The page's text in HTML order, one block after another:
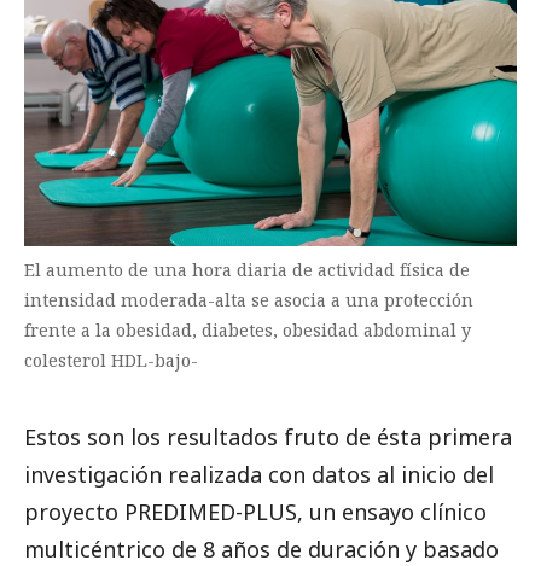
El aumento de una hora diaria de actividad física de
intensidad moderada-alta se asocia a una protección
frente a la obesidad, diabetes, obesidad abdominal y
colesterol HDL-bajo-
Estos son los resultados fruto de ésta primera
investigación realizada con datos al inicio del
proyecto PREDIMED-PLUS, un ensayo clínico
multicéntrico de 8 años de duración y basado